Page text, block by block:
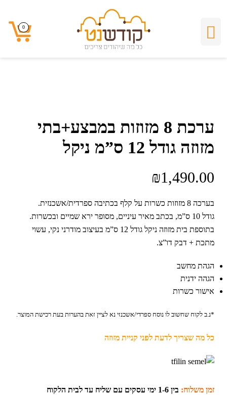
0
ערכת 8 מזוזות במבצע+בתי
מזוזה גודל 12 ס”מ ניקל
₪1,490.00
בערכה 8 מזוזות כשרות על קלף בכתיבה ספרדית/אשכנזית.
גודל 10 ס”מ, בכתב מאיר עיניים, מסופר ירא שמיים ובכשרות.
בתוספת בית מזוזה ניקל גודל 12 ס”מ בעיצוב מודרני נקי, עשוי
מתכת + דבק דו”צ.
הגהת מחשב
הגהה ידנית
אישור כשרות
*נ.ב לקוח שחשוב לו נוסח ספרדי/אשכנזי נא לציין זאת בהערות בעת רכישת המוצר.
כל מה שצריך לדעת לפני קניית מזוזה
זמן משלוח: בין 1-6 ימי עסקים עם שליח עד לבית הלקוח
0